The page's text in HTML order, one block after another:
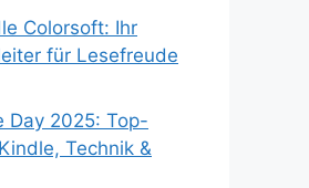
Colorsoft: Ihr
für Lesefreude
Day 2025: Top-
Technik &